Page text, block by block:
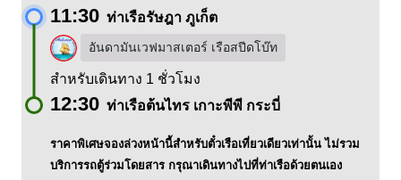
11:30 ท่าเรือรัษฎา ภูเก็ต
อันดามันเวฟมาสเตอร์ เรือสปีดโบ๊ท
สำหรับเดินทาง 1 ชั่วโมง
12:30 ท่าเรือต้นไทร เกาะพีพี กระบี่
ราคาพิเศษจองล่วงหน้านี้สำหรับตั๋วเรือเที่ยวเดียวเท่านั้น ไม่รวม
บริการรถตู้ร่วมโดยสาร กรุณาเดินทางไปที่ท่าเรือด้วยตนเอง